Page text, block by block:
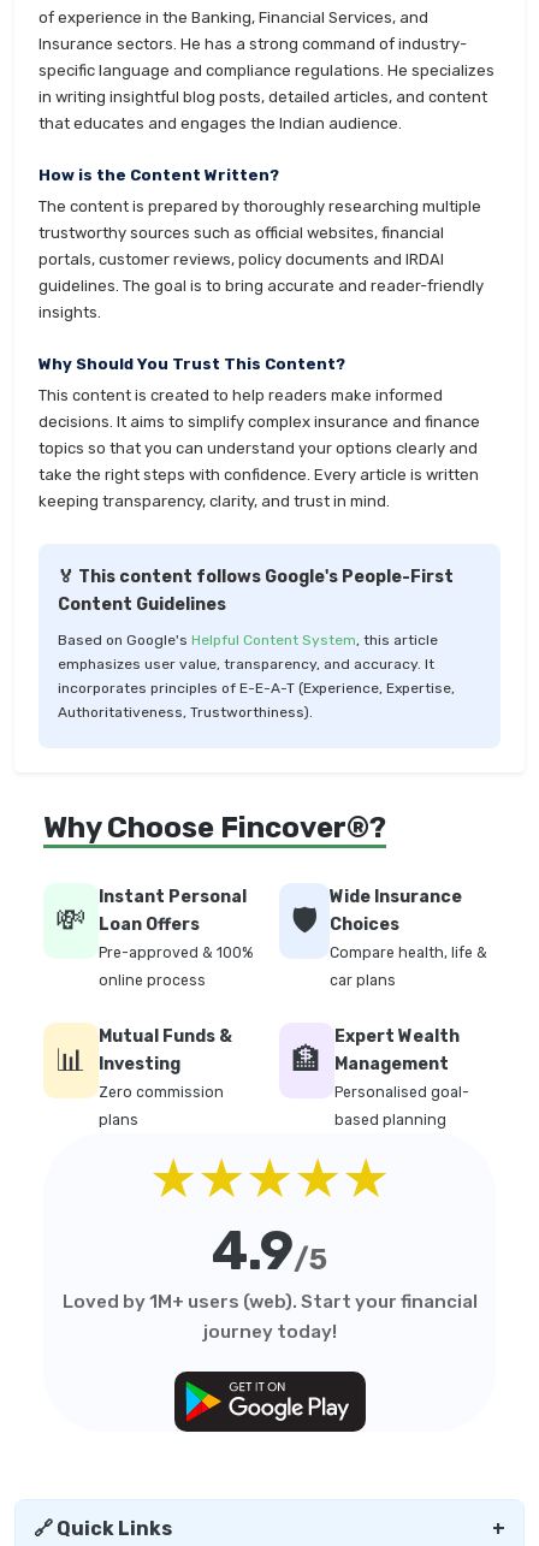
of experience in the Banking, Financial Services, and
Insurance sectors. He has a strong command of industry-
specific language and compliance regulations. He specializes
in writing insightful blog posts, detailed articles, and content
that educates and engages the Indian audience.
How is the Content Written?
The content is prepared by thoroughly researching multiple
trustworthy sources such as official websites, financial
portals, customer reviews, policy documents and IRDAI
guidelines. The goal is to bring accurate and reader-friendly
insights.
Why Should You Trust This Content?
This content is created to help readers make informed
decisions. It aims to simplify complex insurance and finance
topics so that you can understand your options clearly and
take the right steps with confidence. Every article is written
keeping transparency, clarity, and trust in mind.
🏅 This content follows Google's People-First
Content Guidelines
Based on Google's Helpful Content System, this article
emphasizes user value, transparency, and accuracy. It
incorporates principles of E-E-A-T (Experience, Expertise,
Authoritativeness, Trustworthiness).
Why Choose Fincover®?
💸
Instant Personal
Loan Offers
Pre-approved & 100%
online process
🛡️
Wide Insurance
Choices
Compare health, life &
car plans
📊
Mutual Funds &
Investing
Zero commission
plans
🏦
Expert Wealth
Management
Personalised goal-
based planning
★★★★★
4.9/5
Loved by 1M+ users (web). Start your financial
journey today!
🔗 Quick Links +